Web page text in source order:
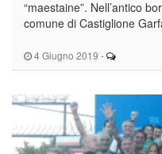
4 Giugno 2019 -
“maestaine”. Nell’antico
comune di Castiglione